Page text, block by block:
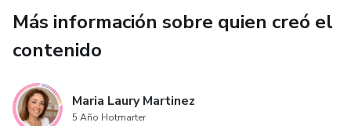
Más información sobre quien creó el
contenido
Maria Laury Martinez
5 Año Hotmarter